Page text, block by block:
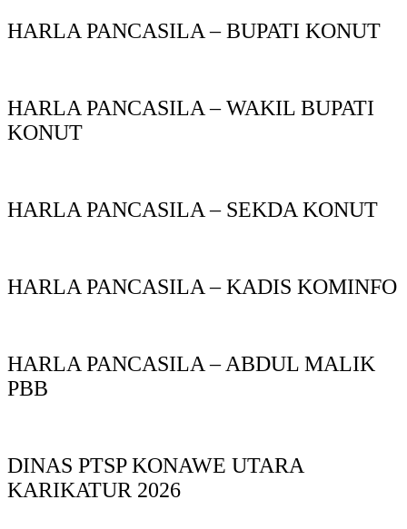
HARLA PANCASILA – BUPATI KONUT
HARLA PANCASILA – WAKIL BUPATI
KONUT
HARLA PANCASILA – SEKDA KONUT
HARLA PANCASILA – KADIS KOMINFO
HARLA PANCASILA – ABDUL MALIK
PBB
DINAS PTSP KONAWE UTARA
KARIKATUR 2026